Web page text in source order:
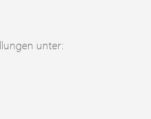
unter: